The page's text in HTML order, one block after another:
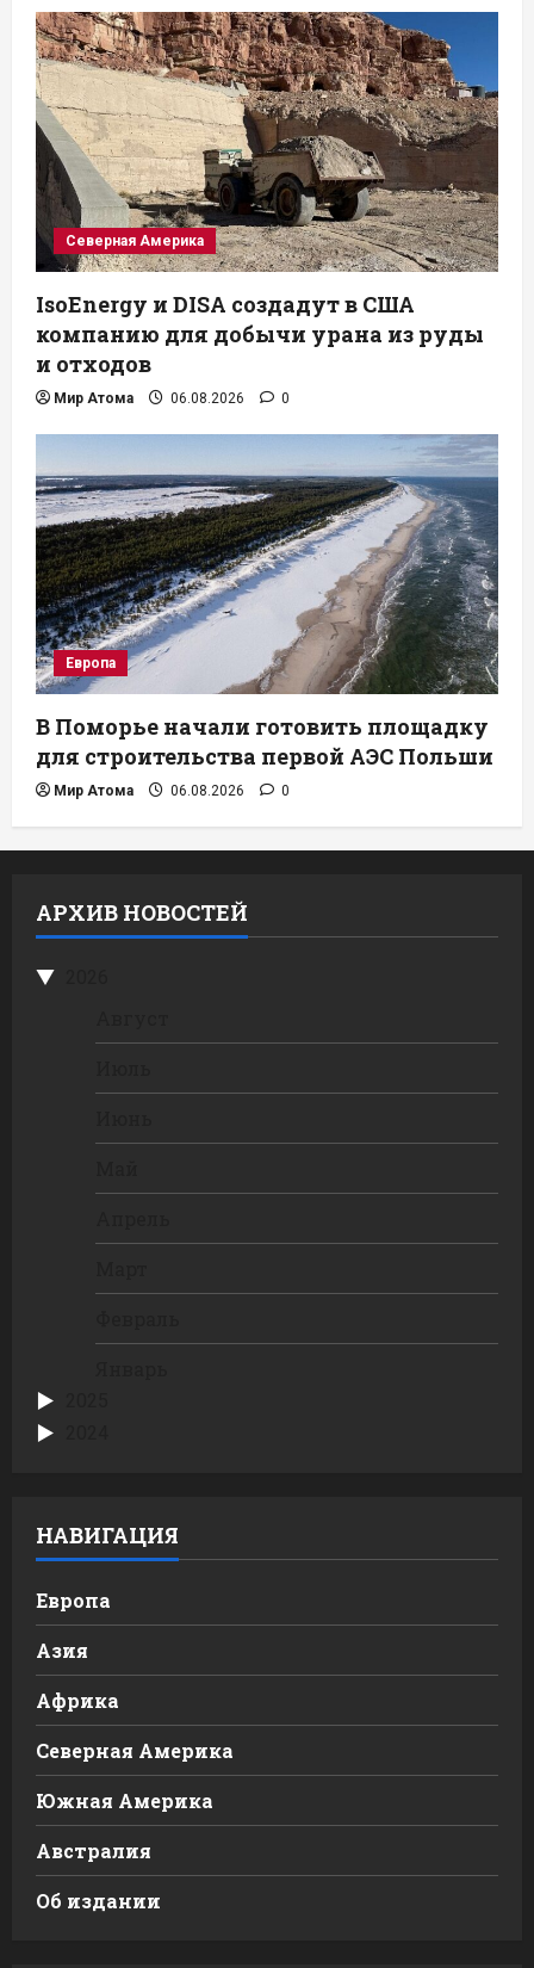
Северная Америка
IsoEnergy и DISA создадут в США
компанию для добычи урана из руды
и отходов
Мир Атома 06.08.2026 0
Европа
В Поморье начали готовить площадку
для строительства первой АЭС Польши
Мир Атома 06.08.2026 0
АРХИВ НОВОСТЕЙ
НАВИГАЦИЯ
Европа
Азия
Африка
Северная Америка
Южная Америка
Австралия
Об издании